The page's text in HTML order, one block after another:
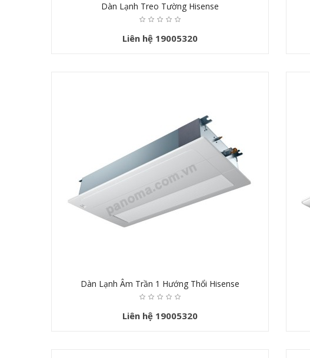
Dàn Lạnh Treo Tường Hisense
Liên hệ 19005320
Dàn Lạnh Âm Trần 1 Hướng Thổi Hisense
Liên hệ 19005320